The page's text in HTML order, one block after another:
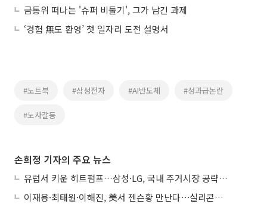
금통위 떠나는 '슈퍼 비둘기', 그가 남긴 과제
‘경험 無도 환영’ 첫 일자리 도전 설명서
#노트북 #삼성전자 #AI반도체 #성과급논란
#노사갈등
손희정 기자의 주요 뉴스
유럽서 키운 히트펌프…삼성·LG, 국내 주거시장 공략 ‘속도’
이재용·최태원·이해진, 美서 젠슨황 만난다⋯실리콘밸리 집결하는 AI리더